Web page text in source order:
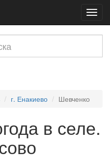
г. Енакиево Шевченко
в селе.